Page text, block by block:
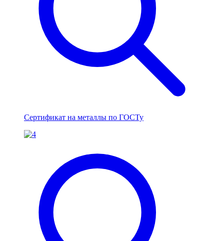
Сертификат на металлы по ГОСТу